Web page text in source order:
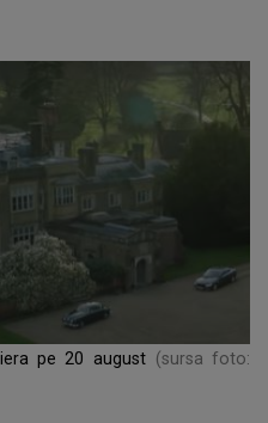
pe 20 august (sursa foto: